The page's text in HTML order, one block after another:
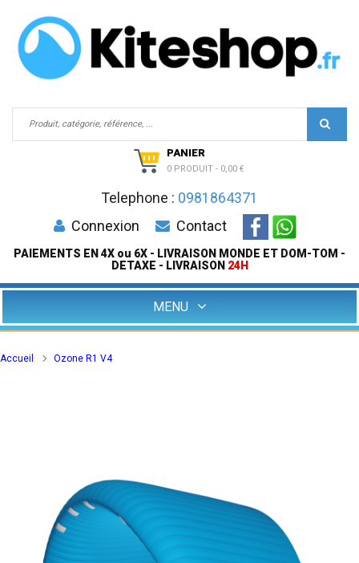
PANIER
0 PRODUIT - 0,00 €
Telephone : 0981864371
Connexion
Contact
PAIEMENTS EN 4X ou 6X - LIVRAISON MONDE ET DOM-TOM -
DETAXE - LIVRAISON 24H
MENU
Accueil Ozone R1 V4